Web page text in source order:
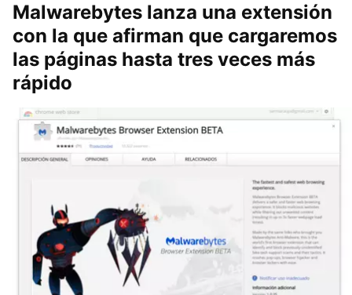
Malwarebytes lanza una extensión
con la que afirman que cargaremos
las páginas hasta tres veces más
rápido